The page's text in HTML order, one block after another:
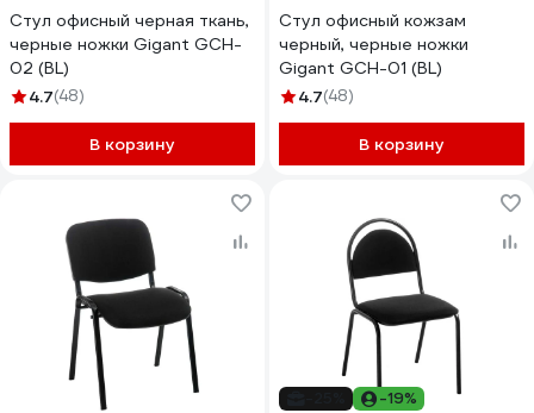
Стул офисный черная ткань,
черные ножки Gigant GCH-
02 (BL)
4.7(48)
В корзину
Стул офисный кожзам
черный, черные ножки
Gigant GCH-01 (BL)
4.7(48)
В корзину
-19%